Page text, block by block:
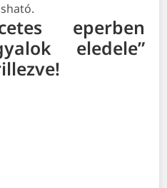
eperben
eledele”